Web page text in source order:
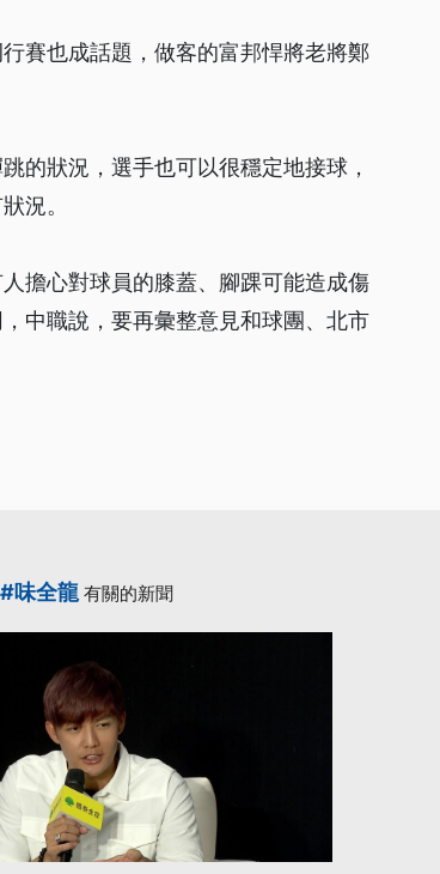
賽也成話題，做客的富邦悍將老將鄭
的狀況，選手也可以很穩定地接球，
況。
擔心對球員的膝蓋、腳踝可能造成傷
中職說，要再彙整意見和球團、北市
#味全龍有關的新聞